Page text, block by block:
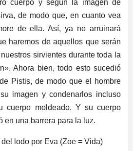
cuerpo y según la imagen de
de modo que, en cuanto vea
de ella. Así, ya no arruinará
haremos de aquellos que serán
sirvientes durante toda la
Ahora bien, todo esto sucedió
Pistis, de modo que el hombre
imagen y condenarlos incluso
cuerpo moldeado. Y su cuerpo
en una barrera para la luz.
lodo por Eva (Zoe = Vida)